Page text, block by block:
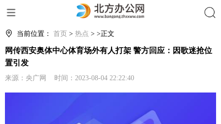
当前位置： 首页 > 热点 > >正文
网传西安奥体中心体育场外有人打架 警方回应：因歌迷抢位
置引发
来源：央广网 时间：2023-08-04 22:22:40